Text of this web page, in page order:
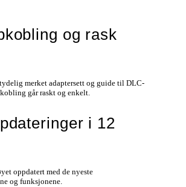
og rask
merket adaptersett og guide til DLC-
går raskt og enkelt.
i 12
oppdatert med de nyeste
og funksjonene.